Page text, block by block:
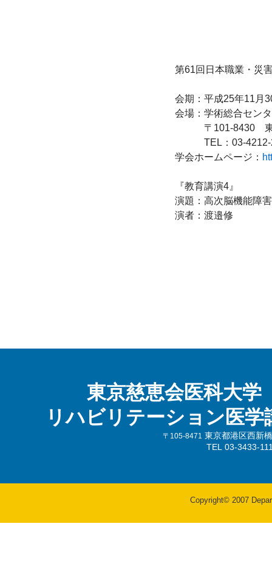
第61回日本職業・災
会期：平成25年11月
会場：学術総合セン
〒101-8430　東
TEL：03-4212-
学会ホームページ：
『教育講演4』
演題：高次脳機能障
演者：渡邉修
東京慈恵会医科大学
リハビリテーション医学
〒105-8471
東京都港区西新
TEL 03-3433-
Copyright© 2007